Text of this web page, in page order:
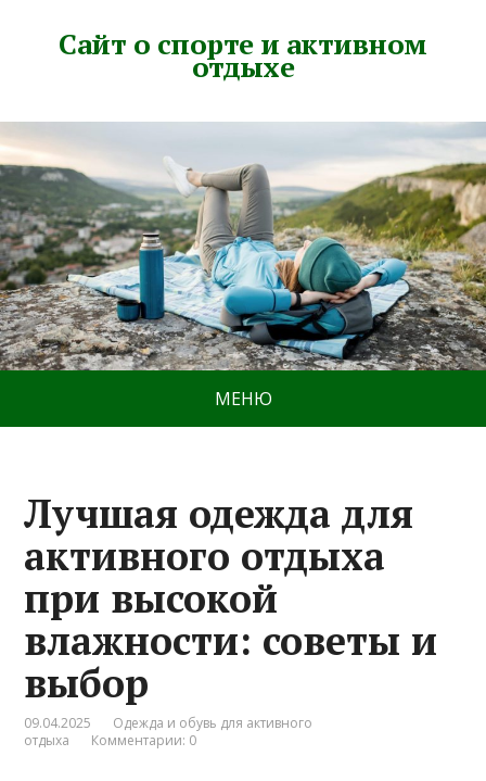
Сайт о спорте и активном
отдыхе
МЕНЮ
Лучшая одежда для
активного отдыха
при высокой
влажности: советы и
выбор
09.04.2025
Одежда и обувь для активного
отдыха
Комментарии: 0